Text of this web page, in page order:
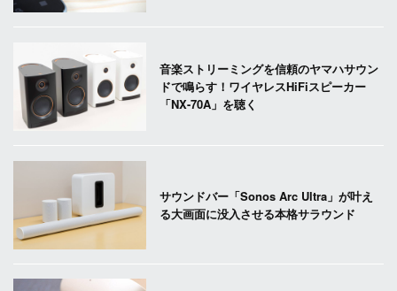
音楽ストリーミングを信頼のヤマハサウン
ドで鳴らす！ワイヤレスHiFiスピーカー
「NX-70A」を聴く
サウンドバー「Sonos Arc Ultra」が叶え
る大画面に没入させる本格サラウンド